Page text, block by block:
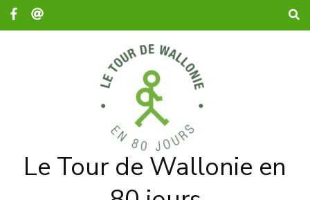
Le Tour de Wallonie en